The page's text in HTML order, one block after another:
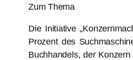
Zum Thema
Die Initiative
Prozent des
Buchhandels, der